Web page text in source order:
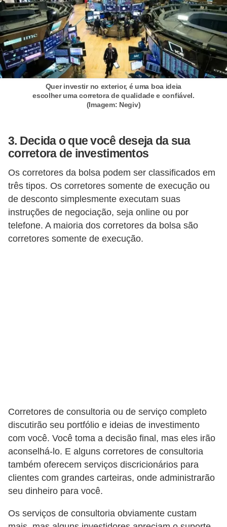
Quer investir no exterior, é uma boa ideia
escolher uma corretora de qualidade e confiável.
(Imagem: Negiv)
3. Decida o que você deseja da sua
corretora de investimentos
Os corretores da bolsa podem ser classificados em
três tipos. Os corretores somente de execução ou
de desconto simplesmente executam suas
instruções de negociação, seja online ou por
telefone. A maioria dos corretores da bolsa são
corretores somente de execução.
Corretores de consultoria ou de serviço completo
discutirão seu portfólio e ideias de investimento
com você. Você toma a decisão final, mas eles irão
aconselhá-lo. E alguns corretores de consultoria
também oferecem serviços discricionários para
clientes com grandes carteiras, onde administrarão
seu dinheiro para você.
Os serviços de consultoria obviamente custam
i
t
o
E
d
ç
ã
i
n
a
n
s
t
i
m
o
s
f